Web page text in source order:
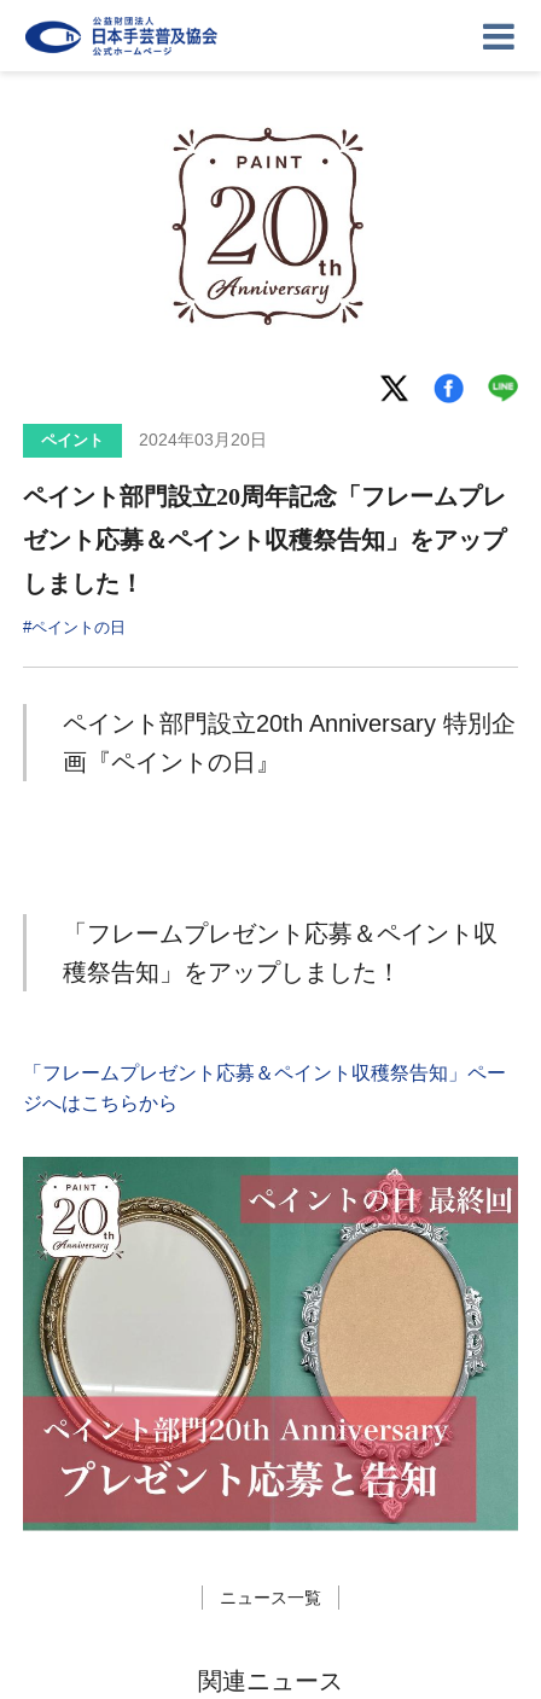
記事
ギャラリー
ログイン
ペイント 2024年03月20日
ペイント部門設立20周年記念「フレームプレ
ゼント応募＆ペイント収穫祭告知」をアップ
しました！
#ペイントの日
ペイント部門設立20th Anniversary 特別企
画『ペイントの日』
「フレームプレゼント応募＆ペイント収
穫祭告知」をアップしました！
「フレームプレゼント応募＆ペイント収穫祭告知」ペー
ジへはこちらから
ニュース一覧
関連ニュース